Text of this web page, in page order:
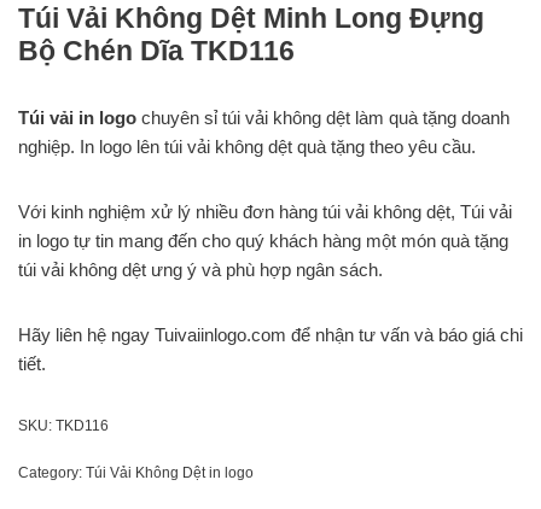
Túi Vải Không Dệt Minh Long Đựng
Bộ Chén Dĩa TKD116
Túi vải in logo chuyên sỉ túi vải không dệt làm quà tặng doanh
nghiệp. In logo lên túi vải không dệt quà tặng theo yêu cầu.
Với kinh nghiệm xử lý nhiều đơn hàng túi vải không dệt, Túi vải
in logo tự tin mang đến cho quý khách hàng một món quà tặng
túi vải không dệt ưng ý và phù hợp ngân sách.
Hãy liên hệ ngay Tuivaiinlogo.com để nhận tư vấn và báo giá chi
tiết.
SKU: TKD116
Category: Túi Vải Không Dệt in logo